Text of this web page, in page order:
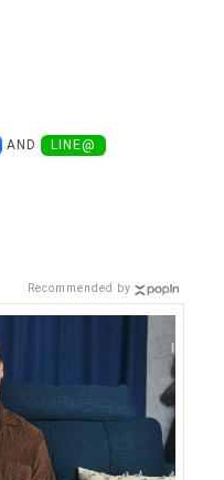
AND LINE@
Recommended by